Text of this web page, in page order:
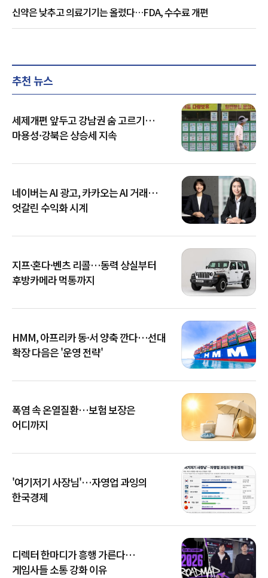
신약은 낮추고 의료기기는 올렸다…FDA, 수수료 개편
추천 뉴스
세제개편 앞두고 강남권 숨 고르기…
마용성·강북은 상승세 지속
네이버는 AI 광고, 카카오는 AI 거래…
엇갈린 수익화 시계
지프·혼다·벤츠 리콜…동력 상실부터
후방카메라 먹통까지
HMM, 아프리카 동·서 양축 깐다…선대
확장 다음은 '운영 전략'
폭염 속 온열질환…보험 보장은
어디까지
'여기저기 사장님'…자영업 과잉의
한국경제
디렉터 한마디가 흥행 가른다…
게임사들 소통 강화 이유